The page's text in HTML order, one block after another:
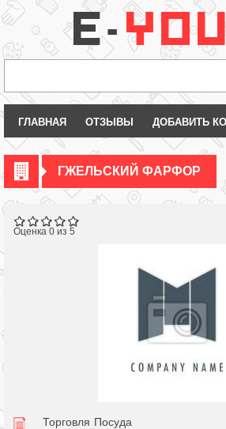
ГЛАВНАЯ ОТЗЫВЫ ДОБАВИТЬ
ГЖЕЛЬСКИЙ ФАРФОР
Оценка 0 из 5
Торговля Посуда